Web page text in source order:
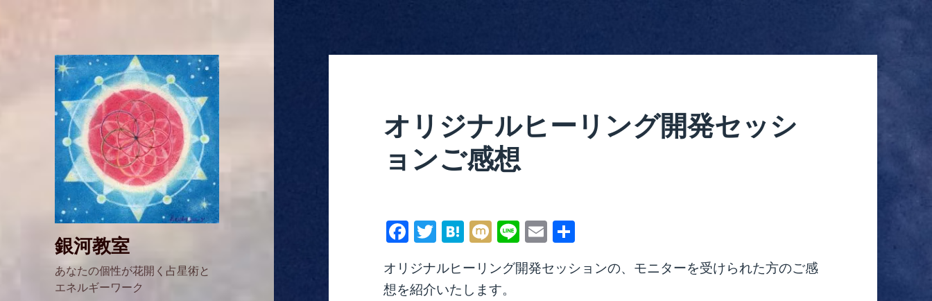
銀河教室
あなたの個性が花開く占星術と
エネルギーワーク
オリジナルヒーリング開発セッシ
ョンご感想
Fa
bo
T
tte
H
en
M
i
Li
E
ail
オリジナルヒーリング開発セッションの、モニターを受けられた方のご感
想を紹介いたします。